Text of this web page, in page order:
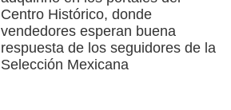
Centro Histórico, donde
vendedores esperan buena
respuesta de los seguidores de la
Selección Mexicana